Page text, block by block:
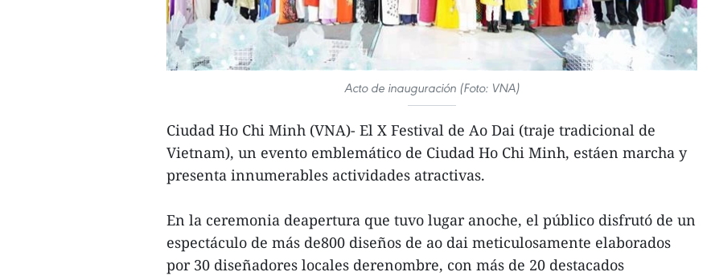
Acto de inauguración (Foto: VNA)
Ciudad Ho Chi Minh (VNA)- El X Festival de Ao Dai (traje tradicional de
Vietnam), un evento emblemático de Ciudad Ho Chi Minh, estáen marcha y
presenta innumerables actividades atractivas.
En la ceremonia deapertura que tuvo lugar anoche, el público disfrutó de un
espectáculo de más de800 diseños de ao dai meticulosamente elaborados
por 30 diseñadores locales derenombre, con más de 20 destacados